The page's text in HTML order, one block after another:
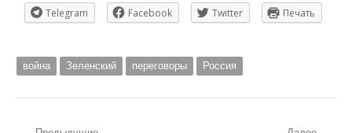
Telegram Facebook Twitter Печать
война Зеленский переговоры Россия